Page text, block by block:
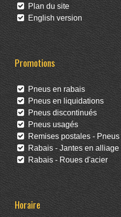
Plan du site
English version
Promotions
Pneus en rabais
Pneus en liquidations
Pneus discontinués
Pneus usagés
Remises postales - Pneus
Rabais - Jantes en alliage
Rabais - Roues d'acier
Horaire